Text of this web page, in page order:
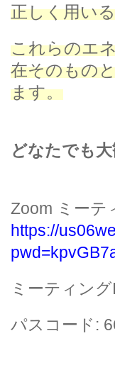
正しく用い
これらのエ
在そのもの
ます。
どなたでも大
Zoom ミーテ
https://
ミーティング
パスコード :